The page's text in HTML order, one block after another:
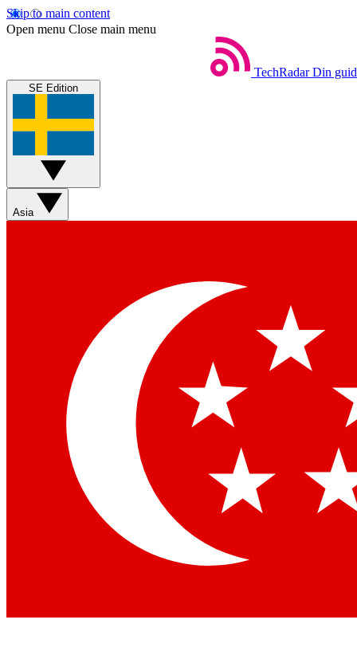
Skip to main content
Open menu Close main menu
TechRadar Din
SE Edition
Asia